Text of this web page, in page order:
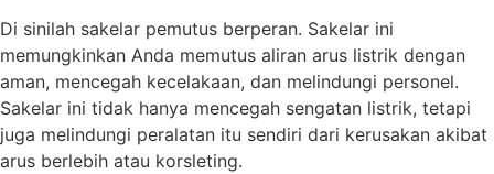
Di sinilah sakelar pemutus berperan. Sakelar ini
memungkinkan Anda memutus aliran arus listrik dengan
aman, mencegah kecelakaan, dan melindungi personel.
Sakelar ini tidak hanya mencegah sengatan listrik, tetapi
juga melindungi peralatan itu sendiri dari kerusakan akibat
arus berlebih atau korsleting.